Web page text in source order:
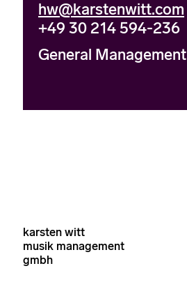
hw@karstenwitt.com
+49 30 214 594-236
General Management
karsten witt
musik management
gmbh